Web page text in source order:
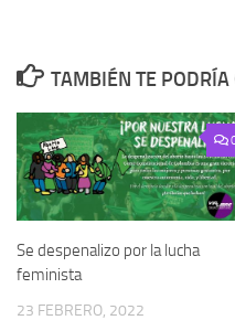
TAMBIÉN TE PODRÍA
Se despenalizo por la lucha
feminista
23 FEBRERO, 2022